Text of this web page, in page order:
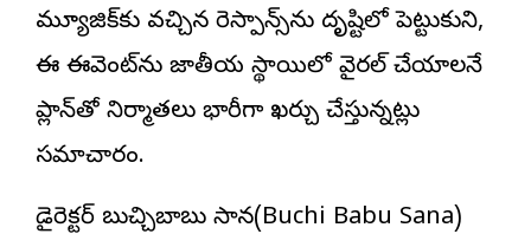
మ్యూజిక్‌కు వచ్చిన రెస్పాన్స్‌ను దృష్టిలో పెట్టుకుని,
ఈ ఈవెంట్‌ను జాతీయ స్థాయిలో వైరల్ చేయాలనే
ప్లాన్‌తో నిర్మాతలు భారీగా ఖర్చు చేస్తున్నట్లు
సమాచారం.
డైరెక్ట‌ర్ బుచ్చిబాబు సాన‌(Buchi Babu Sana)